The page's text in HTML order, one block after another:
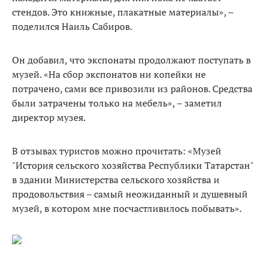
стендов. Это книжные, плакатные материалы», –
поделился Наиль Сабиров.
Он добавил, что экспонаты продолжают поступать в
музей. «На сбор экспонатов ни копейки не
потрачено, сами все привозили из районов. Средства
были затрачены только на мебель», – заметил
директор музея.
В отзывах туристов можно прочитать: «Музей
"История сельского хозяйства Республики Татарстан"
в здании Министерства сельского хозяйства и
продовольствия – самый неожиданный и душевный
музей, в котором мне посчастливилось побывать».